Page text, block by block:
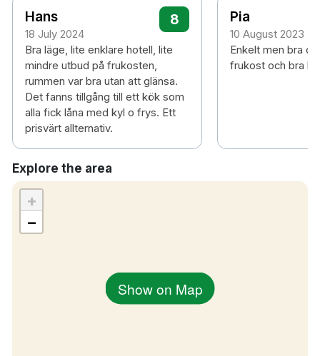
Hans
18 July 2024
8
Bra läge, lite enklare hotell, lite
mindre utbud på frukosten,
rummen var bra utan att glänsa.
Det fanns tillgång till ett kök som
alla fick låna med kyl o frys. Ett
prisvärt allternativ.
Pia
10 August 2023
Enkelt men bra
frukost och bra
Explore the area
Show on Map
+
−